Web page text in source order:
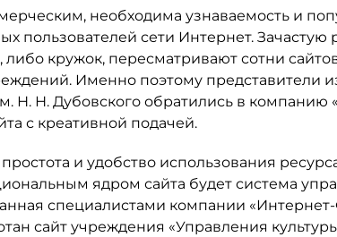
необходима узнаваемость и
пользователей сети Интернет. Зачастую
кружок, пересматривают сотни
Именно поэтому представители
Н. Н. Дубовского обратились в компанию
с креативной подачей.
и удобство использования
ядром сайта будет система
специалистами компании «Интернет-
сайт учреждения «Управления